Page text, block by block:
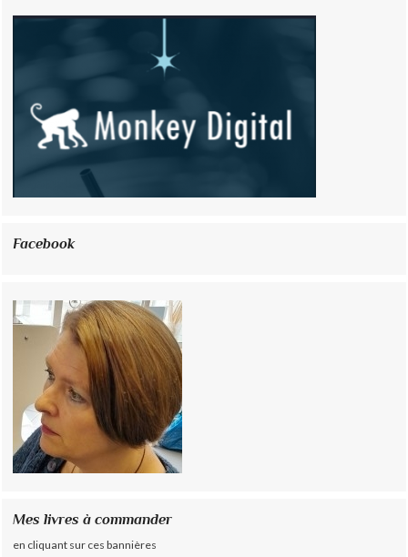
Facebook
Mes livres à commander
en cliquant sur ces bannières